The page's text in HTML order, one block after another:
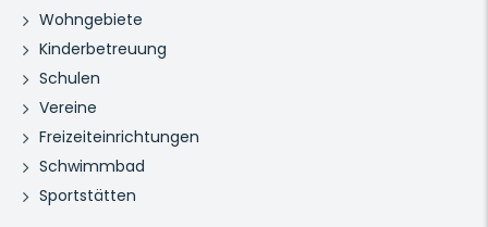
Wohngebiete
Kinderbetreuung
Schulen
Vereine
Freizeiteinrichtungen
Schwimmbad
Sportstätten